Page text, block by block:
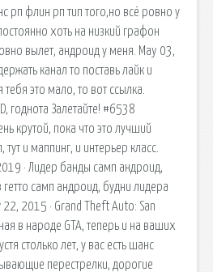
рп флин рп тип того,но всё ровно у
хоть на низкий графон
вылет, андроид у меня. May 03,
канал то поставь лайк и
это мало, то вот ссылка.
годнота Залетайте! #6538
крутой, пока что это лучший
и маппинг, и интерьер класс.
· Лидер банды самп андроид,
самп андроид, будни лидера
2015 · Grand Theft Auto: San
в народе GTA, теперь и на ваших
столько лет, у вас есть шанс
перестрелки, дорогие